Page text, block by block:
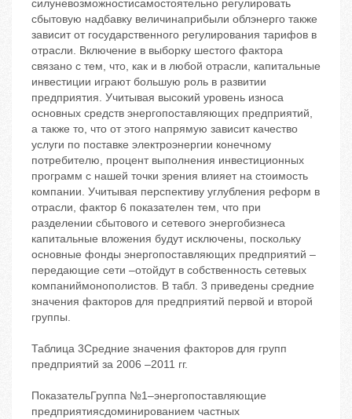
силуневозможностисамостоятельно регулировать
сбытовую надбавку величинаприбыли облэнерго также
зависит от государственного регулирования тарифов в
отрасли. Включение в выборку шестого фактора
связано с тем, что, как и в любой отрасли, капитальные
инвестиции играют большую роль в развитии
предприятия. Учитывая высокий уровень износа
основных средств энергопоставляющих предприятий,
а также то, что от этого напрямую зависит качество
услуги по поставке электроэнергии конечному
потребителю, процент выполнения инвестиционных
программ с нашей точки зрения влияет на стоимость
компании. Учитывая перспективу углубления реформ в
отрасли, фактор 6 показателен тем, что при
разделении сбытового и сетевого энергобизнеса
капитальные вложения будут исключены, поскольку
основные фонды энергопоставляющих предприятий –
передающие сети –отойдут в собственность сетевых
компаниймонополистов. В табл. 3 приведены средние
значения факторов для предприятий первой и второй
группы.
Таблица 3Средние значения факторов для групп
предприятий за 2006 –2011 гг.
ПоказательГруппа №1–энергопоставляющие
предприятиясдоминированием частных